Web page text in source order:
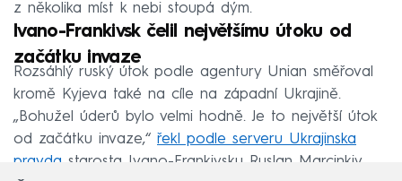
z několika míst k nebi stoupá dým.
Ivano-Frankivsk čelil největšímu útoku od
začátku invaze
Rozsáhlý ruský útok podle agentury Unian směřoval
kromě Kyjeva také na cíle na západní Ukrajině.
„Bohužel úderů bylo velmi hodně. Je to největší útok
od začátku invaze,“ řekl podle serveru Ukrajinska
pravda starosta Ivano-Frankivsku Ruslan Marcinkiv.